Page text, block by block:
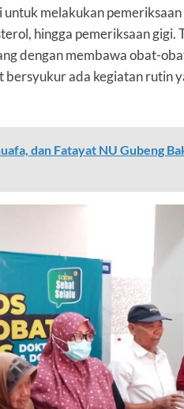
melakukan
hingga pemeriksaan gigi.
dengan membawa obat-
ada kegiatan rutin
dan Fatayat NU Gubeng